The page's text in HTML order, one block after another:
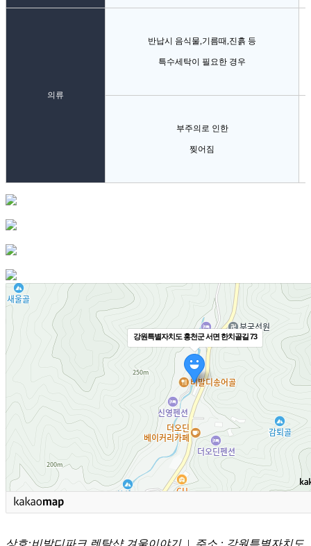
의류
반납시 음식물,기름때,진흙 등
특수세탁이 필요한 경우
부주의로 인한
찢어짐
강원특별자치도 홍천군 서면 한치골길 73
상호:비발디파크 렌탈샵 겨울이야기 | 주소 : 강원특별자치도